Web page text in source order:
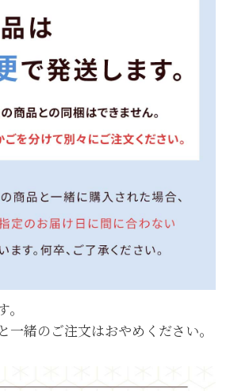
一緒のご注文はおやめください。